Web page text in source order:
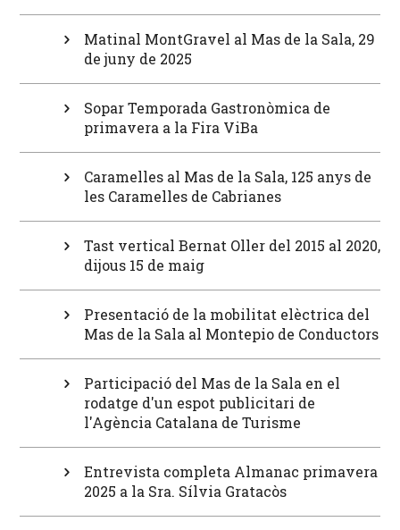
Matinal MontGravel al Mas de la Sala, 29
de juny de 2025
Sopar Temporada Gastronòmica de
primavera a la Fira ViBa
Caramelles al Mas de la Sala, 125 anys de
les Caramelles de Cabrianes
Tast vertical Bernat Oller del 2015 al 2020,
dijous 15 de maig
Presentació de la mobilitat elèctrica del
Mas de la Sala al Montepio de Conductors
Participació del Mas de la Sala en el
rodatge d'un espot publicitari de
l'Agència Catalana de Turisme
Entrevista completa Almanac primavera
2025 a la Sra. Sílvia Gratacòs